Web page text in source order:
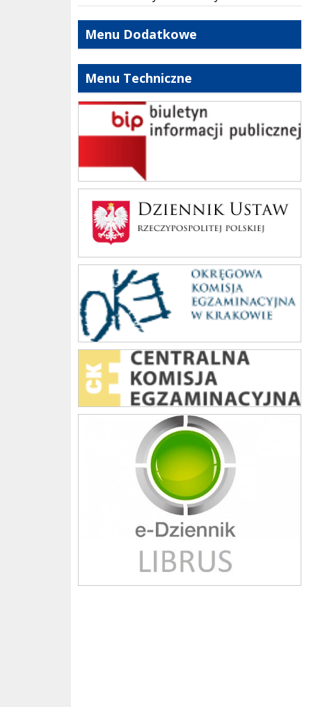
Menu Dodatkowe
Menu Techniczne
bip szkoły
Dziennik Polski
oke_krakow
cke
Librus szkoła